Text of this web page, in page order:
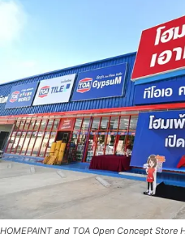
HOMEPAINT and TOA Open Concept